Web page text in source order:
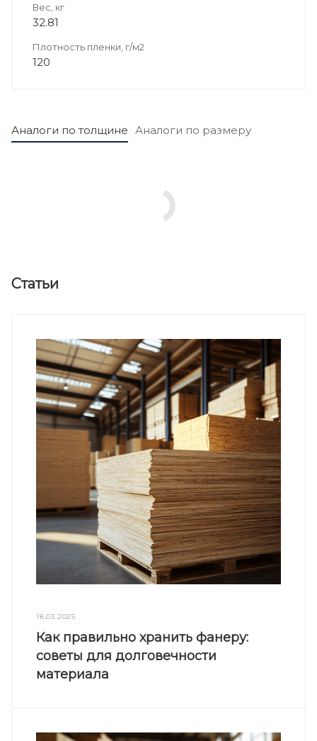
Вес, кг
32.81
Плотность пленки, г/м2
120
Аналоги по толщине Аналоги по размеру
Статьи
18.03.2025
Как правильно хранить фанеру:
советы для долговечности
материала